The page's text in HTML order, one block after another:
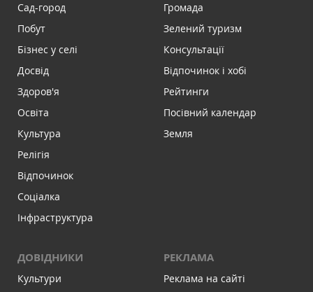
Сад-город
Побут
Бізнес у селі
Досвід
Здоров'я
Освіта
Культура
Релігія
Відпочинок
Соціалка
Інфраструктура
Громада
Зелений туризм
Консультації
Відпочинок і хобі
Рейтинги
Посівний календар
Земля
ДОВІДНИКИ
Культури
РЕКЛАМА
Реклама на сайті